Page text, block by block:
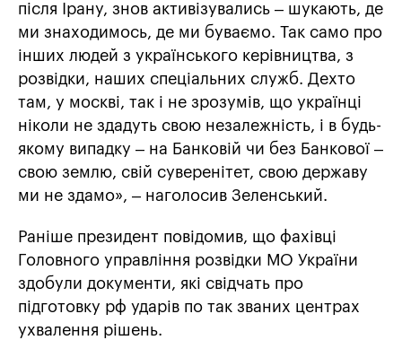
після Ірану, знов активізувались – шукають, де
ми знаходимось, де ми буваємо. Так само про
інших людей з українського керівництва, з
розвідки, наших спеціальних служб. Дехто
там, у москві, так і не зрозумів, що українці
ніколи не здадуть свою незалежність, і в будь-
якому випадку – на Банковій чи без Банкової –
свою землю, свій суверенітет, свою державу
ми не здамо», – наголосив Зеленський.
Раніше президент повідомив, що фахівці
Головного управління розвідки МО України
здобули документи, які свідчать про
підготовку рф ударів по так званих центрах
ухвалення рішень.